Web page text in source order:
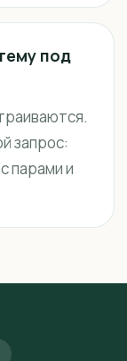
под
запрос:
парами и